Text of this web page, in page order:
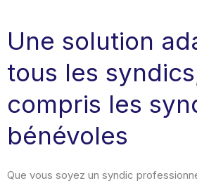
Une solution
tous les
compris les
bénévoles
Que vous soyez un syndic